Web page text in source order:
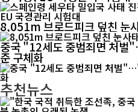
8,051m 브로드피크 덮친 눈
중국 "12세도 중범죄면 처
준 구체화
추천뉴스